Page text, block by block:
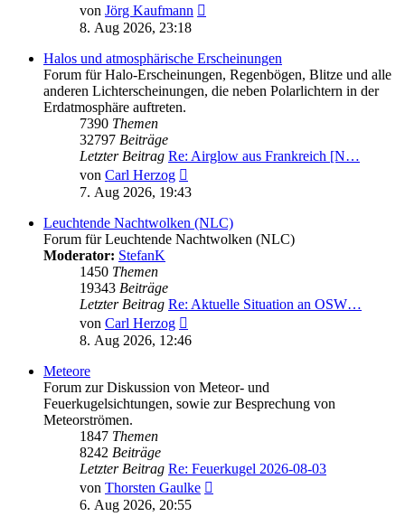
von Jörg Kaufmann
8. Aug 2026, 23:18
Halos und atmosphärische Erscheinungen
Forum für Halo-Erscheinungen, Regenbögen, Blitze und alle
anderen Lichterscheinungen, die neben Polarlichtern in der
Erdatmosphäre auftreten.
7390 Themen
32797 Beiträge
Letzter Beitrag Re: Airglow aus Frankreich [N…
von Carl Herzog
Beitrag
7. Aug 2026, 19:43
Leuchtende Nachtwolken (NLC)
Forum für Leuchtende Nachtwolken (NLC)
Moderator: StefanK
1450 Themen
19343 Beiträge
Letzter Beitrag Re: Aktuelle Situation an OSW…
von Carl Herzog
Beitrag
8. Aug 2026, 12:46
Meteore
Forum zur Diskussion von Meteor- und
Feuerkugelsichtungen, sowie zur Besprechung von
Meteorströmen.
1847 Themen
8242 Beiträge
Letzter Beitrag Re: Feuerkugel 2026-08-03
von Thorsten Gaulke
6. Aug 2026, 20:55